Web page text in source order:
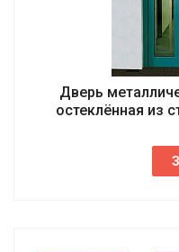
Дверь
остеклённая из